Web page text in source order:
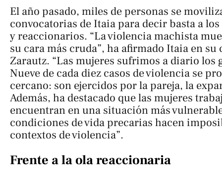
El año pasado, miles de personas se
convocatorias de Itaia para decir basta a
y reaccionarios. “La violencia machista
su cara más cruda”, ha afirmado Itaia en
Zarautz. “Las mujeres sufrimos a diario los
Nueve de cada diez casos de violencia se
cercano: son ejercidos por la pareja, la
Además, ha destacado que las mujeres
encuentran en una situación más
condiciones de vida precarias hacen
contextos de violencia”.
Frente a la ola reaccionaria